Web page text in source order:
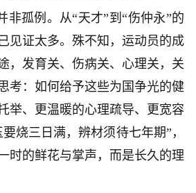
非孤例。从“天才”到“伤仲永”的
见证太多。殊不知，运动员的成
，发育关、伤病关、心理关，关
考：如何给予这些为国争光的健
举、更温暖的心理疏导、更宽容
烧三日满，辨材须待七年期”，
时的鲜花与掌声，而是长久的理